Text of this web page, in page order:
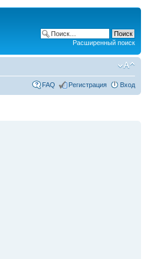
Расширенный поиск
FAQ Регистрация Вход